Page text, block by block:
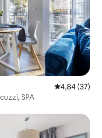
4,84 av 5 i
4,84 (37)
SPA